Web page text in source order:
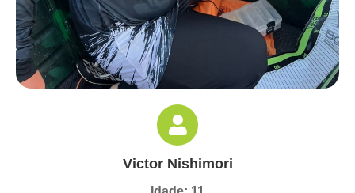
Victor Nishimori